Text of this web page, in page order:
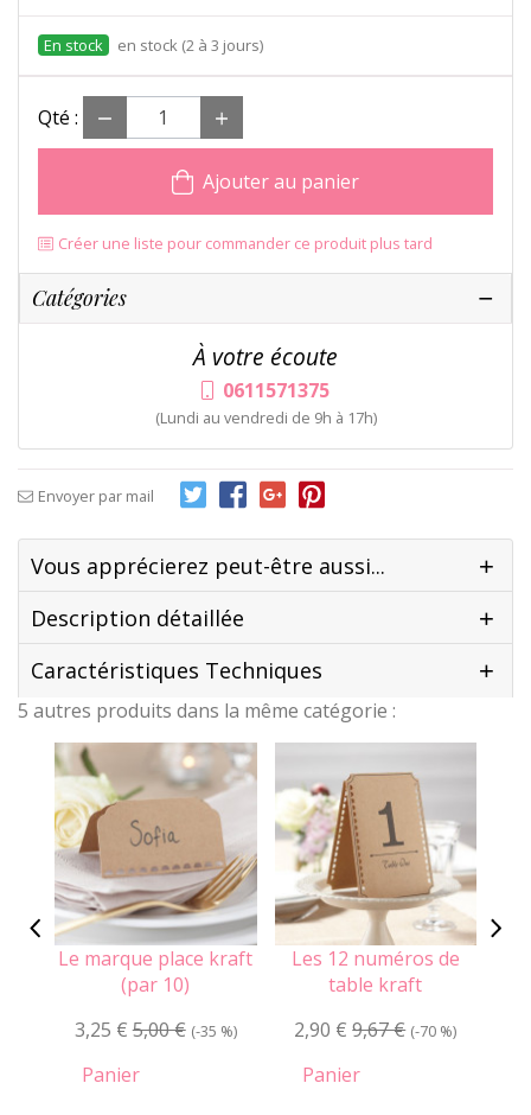
en stock (2 à 3 jours)
Qté :
Ajouter au panier
Créer une liste pour commander ce produit plus tard
Catégories
À votre écoute
0611571375
(Lundi au vendredi de 9h à 17h)
Envoyer par mail
Vous apprécierez peut-être aussi...
Description détaillée
Caractéristiques Techniques
5 autres produits dans la même catégorie :
Le marque place kraft
(par 10)
3,25 € 5,00 € (-35 %)
Panier
Les 12 numéros de
table kraft
2,90 € 9,67 € (-70 %)
Panier